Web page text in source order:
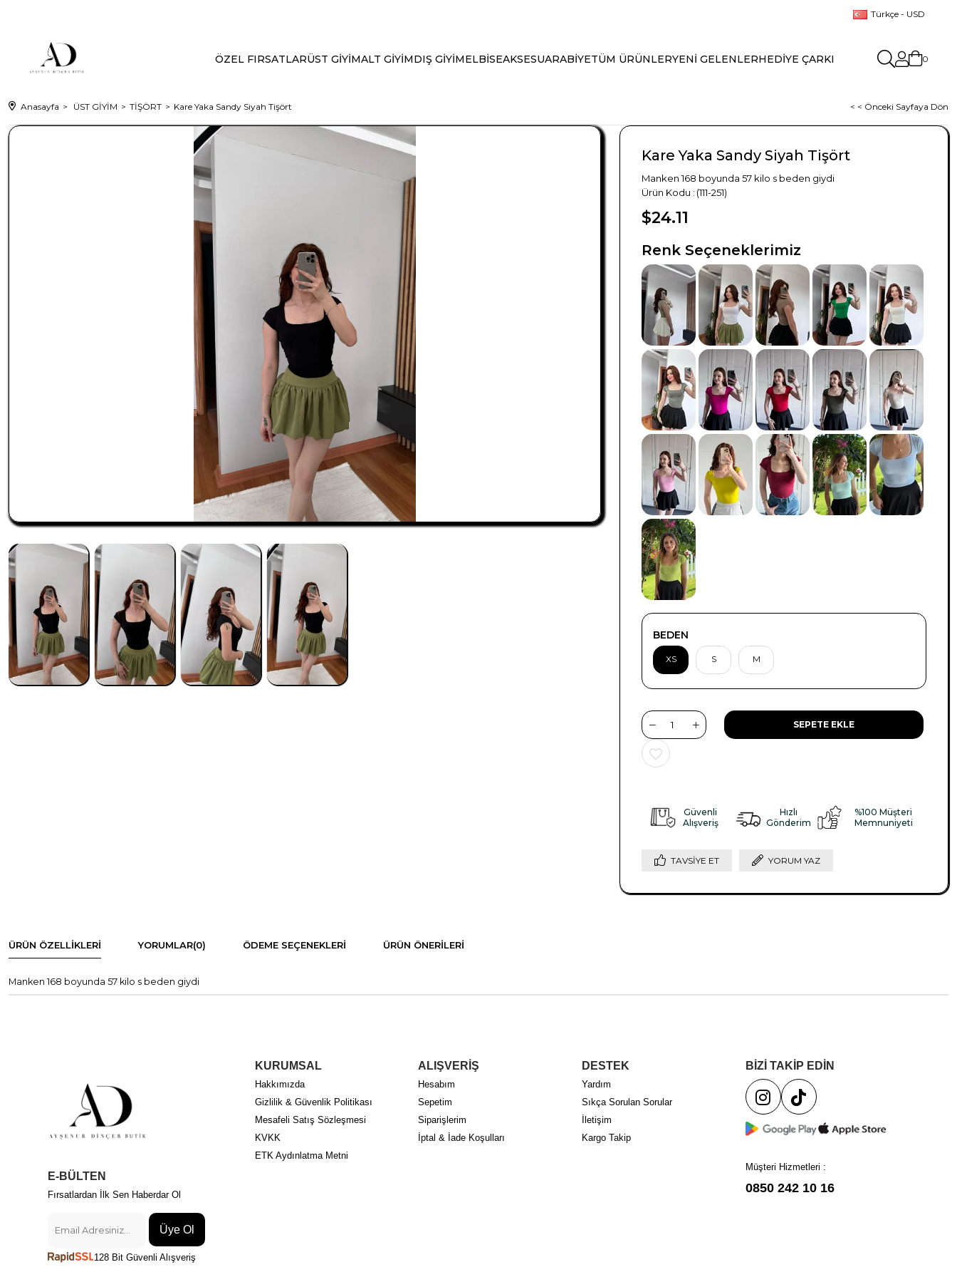
Türkçe - USD
ÖZEL FIRSATLARÜST GİYİMALT GİYİMDIŞ GİYİMELBİSEAKSESUARABİYETÜM ÜRÜNLERYENİ GELENLERHEDİYE ÇARKI 0
Anasayfa ÜST GİYİM TİŞÖRT Kare Yaka Sandy Siyah Tişört < < Önceki Sayfaya Dön
Kare Yaka Sandy Siyah Tişört
Manken 168 boyunda 57 kilo s beden giydi
(111-251)
$24.11
Renk Seçeneklerimiz
TÜKENDI TÜKENDI TÜKENDI TÜKENDI
TÜKENDI TÜKENDI TÜKENDI TÜKENDI
BEDEN
XS S M
Güvenli
Alışveriş
Hızlı
Gönderim
%100 Müşteri
Memnuniyeti
TAVSIYE ET YORUM YAZ
ÜRÜN ÖZELLIKLERI YORUMLAR(0) ÖDEME SEÇENEKLERI ÜRÜN ÖNERILERI
Manken 168 boyunda 57 kilo s beden giydi
E-BÜLTEN
Fırsatlardan İlk Sen Haberdar Ol
Üye Ol
128 Bit Güvenli Alışveriş
KURUMSAL
Hakkımızda
Gizlilik & Güvenlik Politikası
Mesafeli Satış Sözleşmesi
KVKK
ETK Aydınlatma Metni
ALIŞVERİŞ
Hesabım
Sepetim
Siparişlerim
İptal & İade Koşulları
DESTEK
Yardım
Sıkça Sorulan Sorular
İletişim
Kargo Takip
BİZİ TAKİP EDİN
Müşteri Hizmetleri :
0850 242 10 16